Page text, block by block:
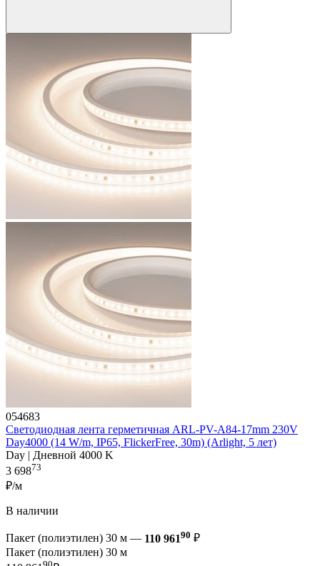
054683
Светодиодная лента герметичная ARL-PV-A84-17mm 230V
Day4000 (14 W/m, IP65, FlickerFree, 30m) (Arlight, 5 лет)
Day | Дневной 4000 K
3 69873
₽/м
В наличии
Пакет (полиэтилен) 30 м — 110 96190 ₽
Пакет (полиэтилен) 30 м